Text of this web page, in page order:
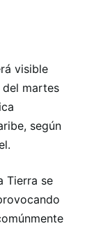
visible
del martes
según
Tierra se